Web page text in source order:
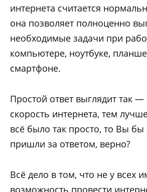
интернета считается
она позволяет полноценно
необходимые задачи при
компьютере, ноутбуке,
смартфоне.
Простой ответ выглядит так
скорость интернета, тем
всё было так просто, то Вы
пришли за ответом, верно?
Всё дело в том, что не у всех
возможность провести